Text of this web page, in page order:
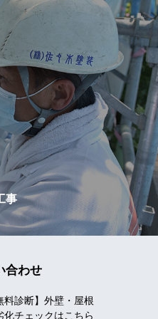
事
合わせ
料診断】外壁・屋根
化チェックはこちら